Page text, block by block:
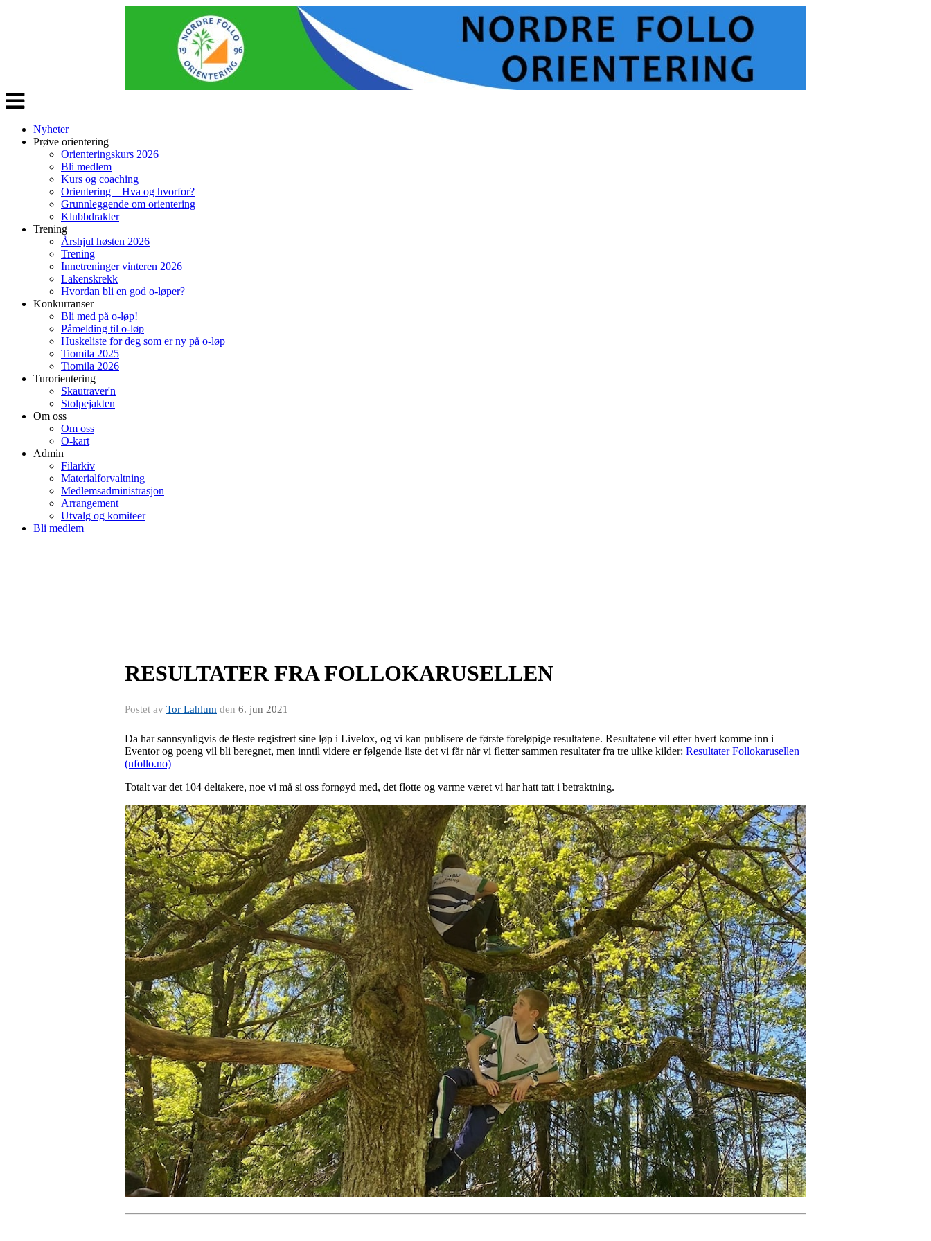
Veksle
navigasjon
Nyheter
Prøve orientering
Orienteringskurs 2026
Bli medlem
Kurs og coaching
Orientering – Hva og hvorfor?
Grunnleggende om orientering
Klubbdrakter
Trening
Årshjul høsten 2026
Trening
Innetreninger vinteren 2026
Lakenskrekk
Hvordan bli en god o-løper?
Konkurranser
Bli med på o-løp!
Påmelding til o-løp
Huskeliste for deg som er ny på o-løp
Tiomila 2025
Tiomila 2026
Turorientering
Skautraver'n
Stolpejakten
Om oss
Om oss
O-kart
Admin
Filarkiv
Materialforvaltning
Medlemsadministrasjon
Arrangement
Utvalg og komiteer
Bli medlem
RESULTATER FRA FOLLOKARUSELLEN
Postet av Tor Lahlum den 6. jun 2021
Da har sannsynligvis de fleste registrert sine løp i Livelox, og vi kan publisere de første foreløpige resultatene. Resultatene vil etter hvert komme inn i
Eventor og poeng vil bli beregnet, men inntil videre er følgende liste det vi får når vi fletter sammen resultater fra tre ulike kilder: Resultater Follokarusellen
(nfollo.no)
Totalt var det 104 deltakere, noe vi må si oss fornøyd med, det flotte og varme været vi har hatt tatt i betraktning.